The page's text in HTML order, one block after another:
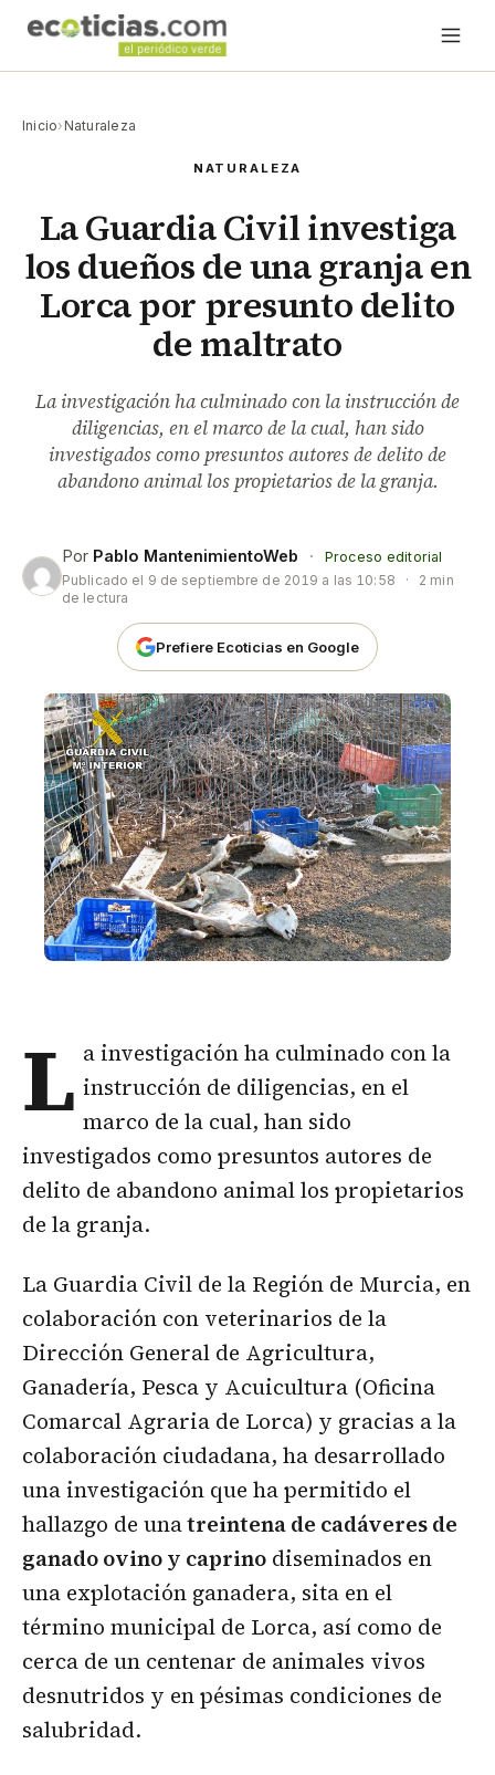
Inicio› Naturaleza
NATURALEZA
La Guardia Civil investiga
los dueños de una granja en
Lorca por presunto delito
de maltrato
La investigación ha culminado con la instrucción de
diligencias, en el marco de la cual, han sido
investigados como presuntos autores de delito de
abandono animal los propietarios de la granja.
Por Pablo MantenimientoWeb ·
Proceso editorial
Publicado el 9 de septiembre de 2019 a las 10:58 ·
2 min
de lectura
Prefiere Ecoticias en Google
L a investigación ha culminado con la
instrucción de diligencias, en el
marco de la cual, han sido
investigados como presuntos autores de
delito de abandono animal los propietarios
de la granja.
La Guardia Civil de la Región de Murcia, en
colaboración con veterinarios de la
Dirección General de Agricultura,
Ganadería, Pesca y Acuicultura (Oficina
Comarcal Agraria de Lorca) y gracias a la
colaboración ciudadana, ha desarrollado
una investigación que ha permitido el
hallazgo de unatreintena de cadáveres de
ganado ovino y caprino diseminados en
una explotación ganadera, sita en el
término municipal de Lorca, así como de
cerca de un centenar de animales vivos
desnutridos y en pésimas condiciones de
salubridad.